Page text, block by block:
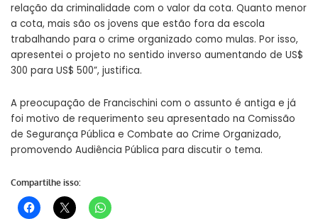
relação da criminalidade com o valor da cota. Quanto menor
a cota, mais são os jovens que estão fora da escola
trabalhando para o crime organizado como mulas. Por isso,
apresentei o projeto no sentido inverso aumentando de US$
300 para US$ 500”, justifica.
A preocupação de Francischini com o assunto é antiga e já
foi motivo de requerimento seu apresentado na Comissão
de Segurança Pública e Combate ao Crime Organizado,
promovendo Audiência Pública para discutir o tema.
Compartilhe isso: